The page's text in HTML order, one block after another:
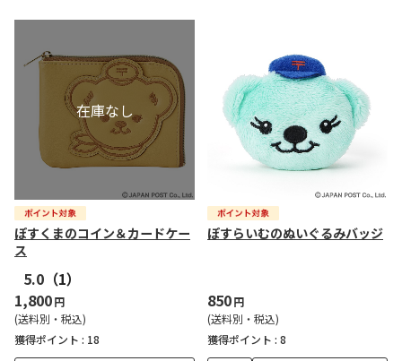
ぽすくまのコイン＆カードケー
ス
5.0 （1）
1,800円
(送料別・税込)
獲得ポイント : 18
ぽすらいむのぬいぐるみバッジ
850円
(送料別・税込)
獲得ポイント : 8